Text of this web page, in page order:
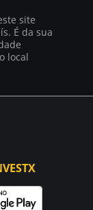
site
É da sua
local